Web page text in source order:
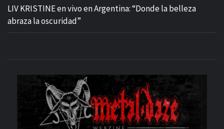
LIV KRISTINE en vivo en Argentina: “Donde la belleza
abraza la oscuridad”